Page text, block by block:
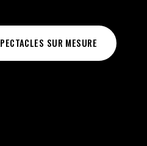
SUR MESURE